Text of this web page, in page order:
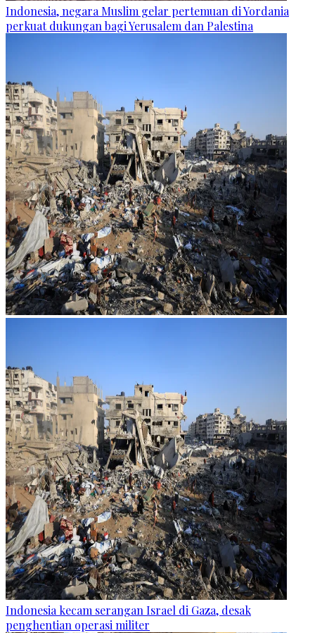
Indonesia, negara Muslim gelar pertemuan di Yordania
perkuat dukungan bagi Yerusalem dan Palestina
Indonesia kecam serangan Israel di Gaza, desak
penghentian operasi militer